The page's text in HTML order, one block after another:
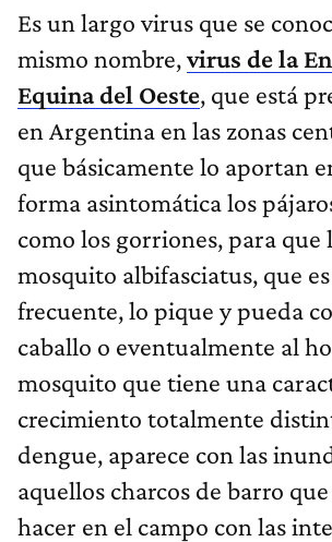
Es un largo virus que se
mismo nombre,virus de la
Equina del Oeste, que está
en Argentina en las zonas
que básicamente lo aportan
forma asintomática los
como los gorriones, para que
mosquito albifasciatus, que
frecuente, lo pique y pueda
caballo o eventualmente al
mosquito que tiene una
crecimiento totalmente
dengue, aparece con las
aquellos charcos de barro que
hacer en el campo con las